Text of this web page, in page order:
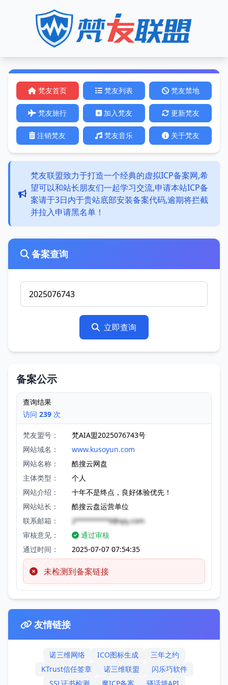
梵友首页 梵友列表 梵友禁地
梵友旅行 加入梵友 更新梵友
注销梵友 梵友音乐 关于梵友
梵友联盟致力于打造一个经典的虚拟ICP备案网,希
望可以和站长朋友们一起学习交流,申请本站ICP备
案请于3日内于贵站底部安装备案代码,逾期将拦截
并拉入申请黑名单！
备案查询
立即查询
备案公示
查询结果
访问 239 次
梵友盟号：
梵AIA盟2025076743号
网站域名：
www.kusoyun.com
网站名称：
酷搜云网盘
主体类型：
个人
网站介绍：
十年不是终点，良好体验优先！
网站站长：
酷搜云盘运营单位
联系邮箱：
2********9@qq.com
审核意见：
通过审核
通过时间：
2025-07-07 07:54:35
未检测到备案链接
友情链接
诺三维网络 ICO图标生成
三年之约
KTrust信任签章
诺三维联盟
闪乐巧软件